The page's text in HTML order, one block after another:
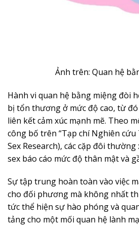
Ảnh trên: Quan hệ
Hành vi quan hệ bằng miệng đòi
bị tổn thương ở mức độ cao, từ
liên kết cảm xúc mạnh mẽ. Theo
công bố trên “Tạp chí Nghiên cứu
Sex Research), các cặp đôi
sex báo cáo mức độ thân mật và
Sự tập trung hoàn toàn vào việc
cho đối phương mà không nhất
tức thể hiện sự hào phóng và
tảng cho một mối quan hệ lành